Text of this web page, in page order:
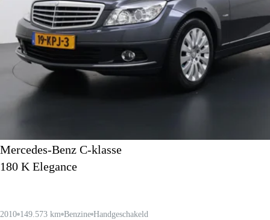
Mercedes-Benz C-klasse
180 K Elegance
2010 149.573 km Benzine Handgeschakeld